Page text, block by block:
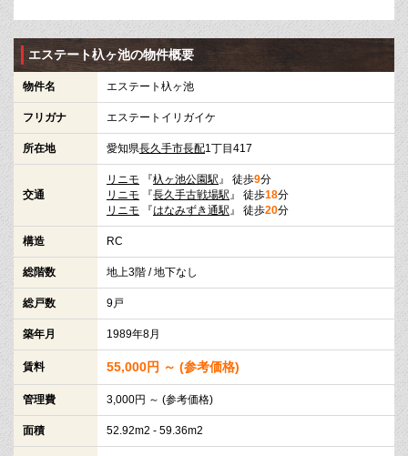
エステート杁ヶ池の物件概要
物件名 エステート杁ヶ池
フリガナ エステートイリガイケ
所在地 愛知県長久手市長配1丁目417
交通
リニモ 『杁ヶ池公園駅 』 徒歩9分
リニモ 『長久手古戦場駅 』 徒歩18分
リニモ 『はなみずき通駅 』 徒歩20分
構造 RC
総階数 地上3階 / 地下なし
総戸数 9戸
築年月 1989年8月
賃料 55,000円 ～ (参考価格)
管理費 3,000円 ～ (参考価格)
面積 52.92m2 - 59.36m2